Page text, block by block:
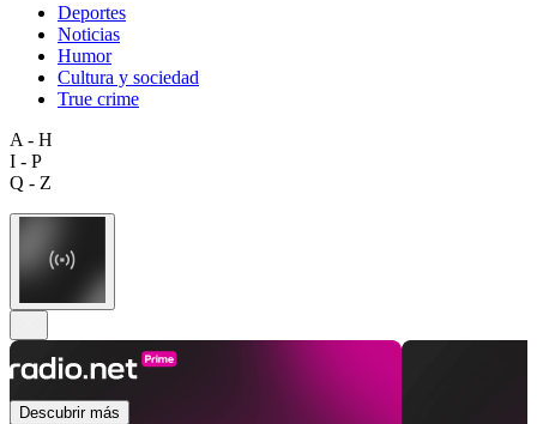
Deportes
Noticias
Humor
Cultura y sociedad
True crime
A - H
I - P
Q - Z
Descubrir más